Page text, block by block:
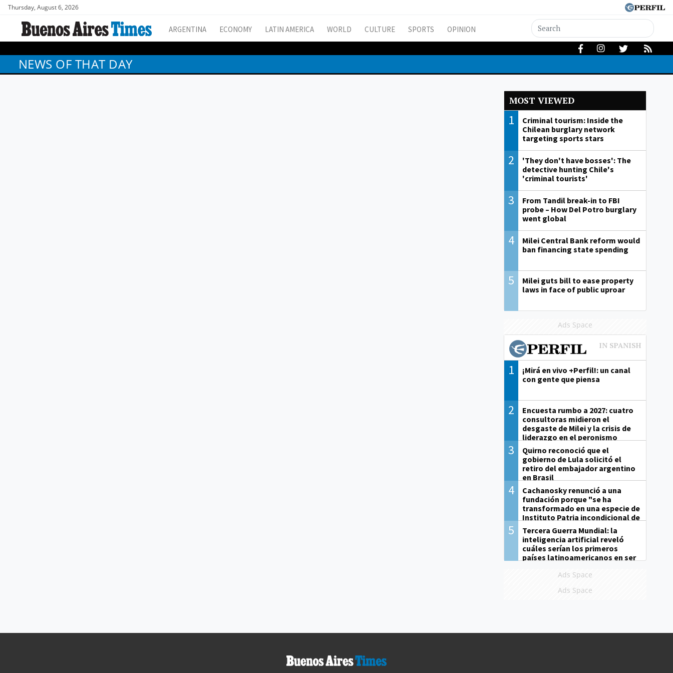
Thursday, August 6, 2026
ARGENTINA ECONOMY LATIN AMERICA WORLD CULTURE SPORTS OPINION
NEWS OF THAT DAY
MOST VIEWED
1
Criminal tourism: Inside the
Chilean burglary network
targeting sports stars
2
'They don't have bosses': The
detective hunting Chile's
'criminal tourists'
3
From Tandil break-in to FBI
probe – How Del Potro burglary
went global
4
Milei Central Bank reform would
ban financing state spending
5
Milei guts bill to ease property
laws in face of public uproar
Ads Space
1
¡Mirá en vivo +Perfil!: un canal
con gente que piensa
2
Encuesta rumbo a 2027: cuatro
consultoras midieron el
desgaste de Milei y la crisis de
liderazgo en el peronismo
3
Quirno reconoció que el
gobierno de Lula solicitó el
retiro del embajador argentino
en Brasil
4
Cachanosky renunció a una
fundación porque "se ha
transformado en una especie de
Instituto Patria incondicional de
la gestión de Milei"
5
Tercera Guerra Mundial: la
inteligencia artificial reveló
cuáles serían los primeros
países latinoamericanos en ser
Ads Space
Ads Space